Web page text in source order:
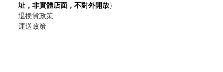
址，非實體店面，不對外開放）
退換貨政策
運送政策